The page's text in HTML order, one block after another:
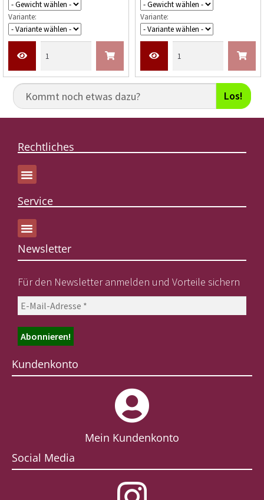
t
e
t
t
v
o
n
Variante:
t
e
t
t
0
n
Variante:
Los!
Rechtliches
Service
Newsletter
Für den Newsletter anmelden und Vorteile sichern
Kundenkonto
Mein Kundenkonto
Social Media